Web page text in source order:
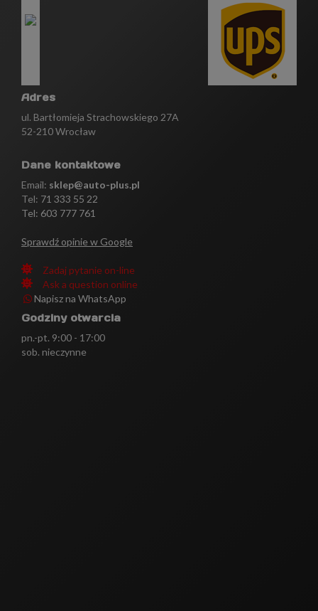
Adres
ul. Bartłomieja Strachowskiego 27A
52-210 Wrocław
Dane kontaktowe
Email: sklep@auto-plus.pl
Tel: 71 333 55 22
Tel: 603 777 761
Sprawdź opinie w Google
Zadaj pytanie on-line
Ask a question online
Napisz na WhatsApp
Godziny otwarcia
pn.-pt. 9:00 - 17:00
sob. nieczynne